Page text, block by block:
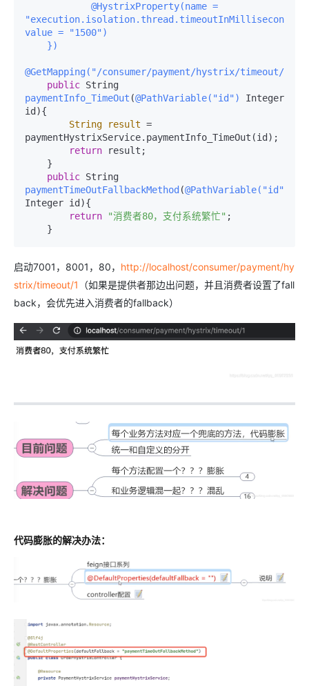
"execution.isolation.thread.timeoutInMilliseconds",
value = "1500")
    })
@GetMapping("/consumer/payment/hystrix/timeout/
public
paymentInfo_TimeOut (@PathVariable("id")
Integer
id){
String
result =
paymentHystrixService.paymentInfo_TimeOut(id);
return result;
public
paymentTimeOutFallbackMethod (@PathVariable("id")
Integer id){
return
"消费者80，支付系统繁忙" ;
启动7001，8001，80， http://localhost/consumer/payment/hy
strix/timeout/1
（如果是提供者那边出问题，并且消费者设置了fall
back，会优先进入消费者的fallback）
代码膨胀的解决办法：